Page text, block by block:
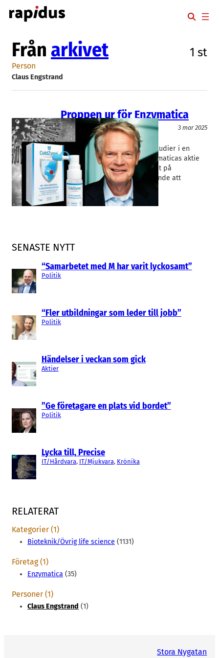
Hoppa
till
SENASTE NYTT
“Samarbetet med M har varit lyckosamt”
Politik
“Fler utbildningar som leder till jobb”
Politik
Händelser i veckan som gick
Aktier
”Ge företagare en plats vid bordet”
Politik
Lycka till, Precise
IT/Hårdvara, IT/Mjukvara, Krönika
Från arkivet 1 st
Person
Claus Engstrand
Proppen ur för Enzymatica
Bioteknik/Övrig life science
3 mar 2025
Enzymatica
Claus Engstrand
Publiceringen av två kliniska studier i en
vetenskaplig tidskrift fick Enzymaticas aktie
att rusa med nästan 50 procent på
måndagen. Studierna gör gällande att
förkylningssprayen…
RELATERAT
Kategorier (1)
Bioteknik/Övrig life science (1131)
Företag (1)
Enzymatica (35)
Personer (1)
Claus Engstrand (1)
Stora Nygatan